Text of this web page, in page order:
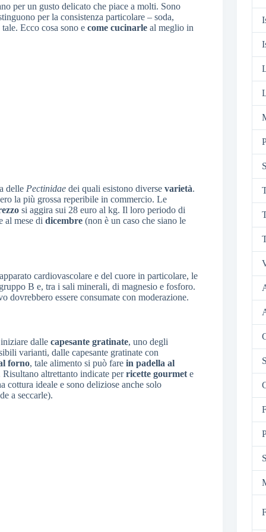
per un gusto delicato che piace a molti. Sono
per la consistenza particolare – soda,
Ecco cosa sono e come cucinarle al meglio in
delle Pectinidae dei quali esistono diverse varietà.
la più grossa reperibile in commercio. Le
si aggira sui 28 euro al kg. Il loro periodo di
al mese di dicembre (non è un caso che siano le
cardiovascolare e del cuore in particolare, le
B e, tra i sali minerali, di magnesio e fosforo.
dovrebbero essere consumate con moderazione.
dalle capesante gratinate, uno degli
varianti, dalle capesante gratinate con
forno, tale alimento si può fare in padella al
Risultano altrettanto indicate perricette gourmet e
cottura ideale e sono deliziose anche solo
a seccarle).